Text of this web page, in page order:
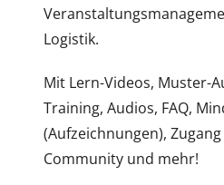
Logistik.
Mit Lern-Videos, Muster-
Training, Audios, FAQ,
(Aufzeichnungen),
Community und mehr!